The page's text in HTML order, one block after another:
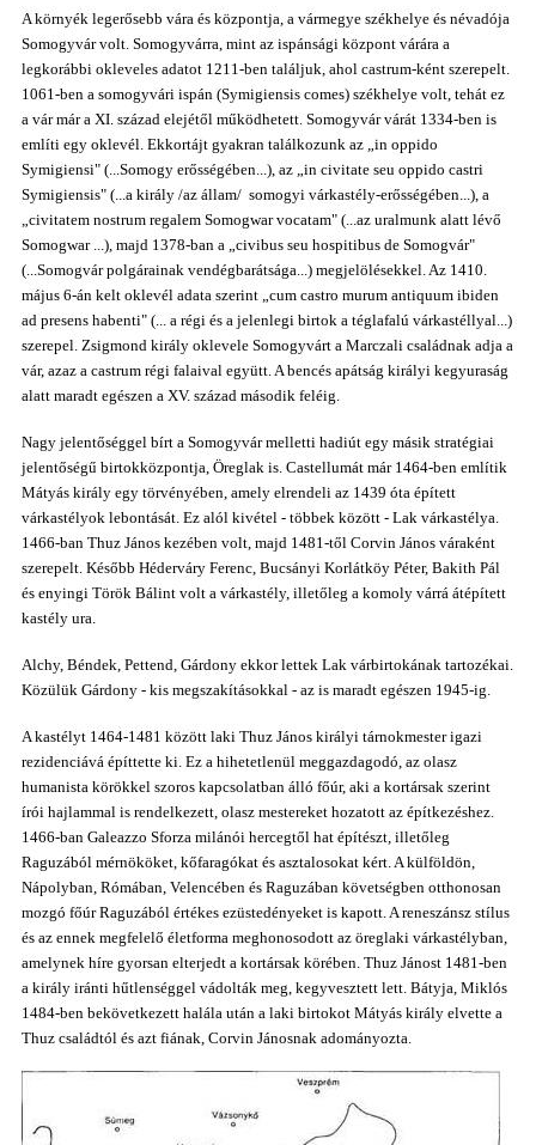
A környék legerősebb vára és központja, a vármegye székhelye és névadója
Somogyvár volt. Somogyvárra, mint az ispánsági központ várára a
legkorábbi okleveles adatot 1211-ben találjuk, ahol castrum-ként szerepelt.
1061-ben a somogyvári ispán (Symigiensis comes) székhelye volt, tehát ez
a vár már a XI. század elejétől működhetett. Somogyvár várát 1334-ben is
említi egy oklevél. Ekkortájt gyakran találkozunk az „in oppido
Symigiensi" (...Somogy erősségében...), az „in civitate seu oppido castri
Symigiensis" (...a király /az állam/ somogyi várkastély-erősségében...), a
„civitatem nostrum regalem Somogwar vocatam" (...az uralmunk alatt lévő
Somogwar ...), majd 1378-ban a „civibus seu hospitibus de Somogvár"
(...Somogvár polgárainak vendégbarátsága...) megjelölésekkel. Az 1410.
május 6-án kelt oklevél adata szerint „cum castro murum antiquum ibiden
ad presens habenti" (... a régi és a jelenlegi birtok a téglafalú várkastéllyal...)
szerepel. Zsigmond király oklevele Somogyvárt a Marczali családnak adja a
vár, azaz a castrum régi falaival együtt. A bencés apátság királyi kegyuraság
alatt maradt egészen a XV. század második feléig.
Nagy jelentőséggel bírt a Somogyvár melletti hadiút egy másik stratégiai
jelentőségű birtokközpontja, Öreglak is. Castellumát már 1464-ben említik
Mátyás király egy törvényében, amely elrendeli az 1439 óta épített
várkastélyok lebontását. Ez alól kivétel - többek között - Lak várkastélya.
1466-ban Thuz János kezében volt, majd 1481-től Corvin János váraként
szerepelt. Később Héderváry Ferenc, Bucsányi Korlátköy Péter, Bakith Pál
és enyingi Török Bálint volt a várkastély, illetőleg a komoly várrá átépített
kastély ura.
Alchy, Béndek, Pettend, Gárdony ekkor lettek Lak várbirtokának tartozékai.
Közülük Gárdony - kis megszakításokkal - az is maradt egészen 1945-ig.
A kastélyt 1464-1481 között laki Thuz János királyi tárnokmester igazi
rezidenciává építtette ki. Ez a hihetetlenül meggazdagodó, az olasz
humanista körökkel szoros kapcsolatban álló főúr, aki a kortársak szerint
írói hajlammal is rendelkezett, olasz mestereket hozatott az építkezéshez.
1466-ban Galeazzo Sforza milánói hercegtől hat építészt, illetőleg
Raguzából mérnököket, kőfaragókat és asztalosokat kért. A külföldön,
Nápolyban, Rómában, Velencében és Raguzában követségben otthonosan
mozgó főúr Raguzából értékes ezüstedényeket is kapott. A reneszánsz stílus
és az ennek megfelelő életforma meghonosodott az öreglaki várkastélyban,
amelynek híre gyorsan elterjedt a kortársak körében. Thuz Jánost 1481-ben
a király iránti hűtlenséggel vádolták meg, kegyvesztett lett. Bátyja, Miklós
1484-ben bekövetkezett halála után a laki birtokot Mátyás király elvette a
Thuz családtól és azt fiának, Corvin Jánosnak adományozta.